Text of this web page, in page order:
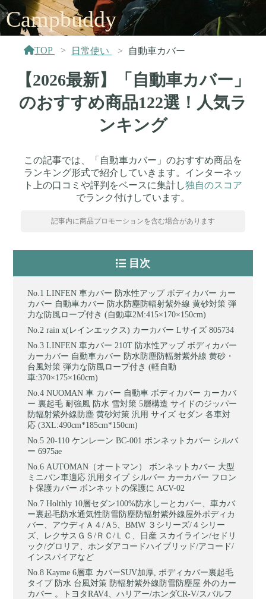
Campbuddy
TOP 日常使い 自動車カバー
【2026最新】「自動車カバー」
のおすすめ商品122選！人気ラ
ンキング
この記事では、「自動車カバー」のおすすめ商品を
ランキング形式で紹介していきます。インターネッ
ト上の口コミや評判をベースに集計し独自のスコア
でランク付けしています。
記事内に商品プロモーションを含む場合があります
目次
LINFEN 車カバー 防水性アップ ボディカバー カー
カバー 自動車カバー 防水防塵防輻射紫外線 黄砂対策 弾
力な防風ロープ付き (自動車2M:415×170×150cm)
rain x(レインエックス) カーカバー Lサイズ 805734
LINFEN 車カバー 210T 防水性アップ ボディカバー
カーカバー 自動車カバー 防水防塵防輻射紫外線 黄砂・
台風対策 弾力な防風ロープ付き (軽自動
車:370×175×160cm)
NUOMAN 車 カバー 自動車 ボディカバー カーカバ
ー 裏起毛 耐強風 防水 雪対策 5層構造 サイドのジッパー
防輻射紫外線防塵 黄砂対策 汎用 サイズ セダン 各車対
応 (3XL:490cm*185cm*150cm)
20-110 ケンレーン BC-001 ボンネットカバー シルバ
ー 6975ae
AUTOMAN（オートマン） ボンネットカバー 大型
ミニバン車適応 汎用タイプ シルバー カーカバー フロン
ト保護カバー ボンネットの保護に ACV-02
Holthly 10層セダン100%防水しーとカバー、車カバ
ー裏起毛防水通気性防雪防塵防輻射紫外線屋外ボディカ
バー、アウディＡ４/Ａ5、BMW ３シリーズ/４シリー
ズ、レクサスＧＳ/ＲＣ/ＬＣ、日産 スカイライン/セドリ
ック/グロリア、ホンダアコードハイブリッド/アコード/
インスパイアなど
Kayme 6層車 カバーSUV加厚, ボディカバー裏起毛
タイプ 防水 台風対策 防輻射紫外線防雪防塵屋 外のカー
カバー 。トヨタRAV4、ハリアー/ホンダCR-V/スバルフ